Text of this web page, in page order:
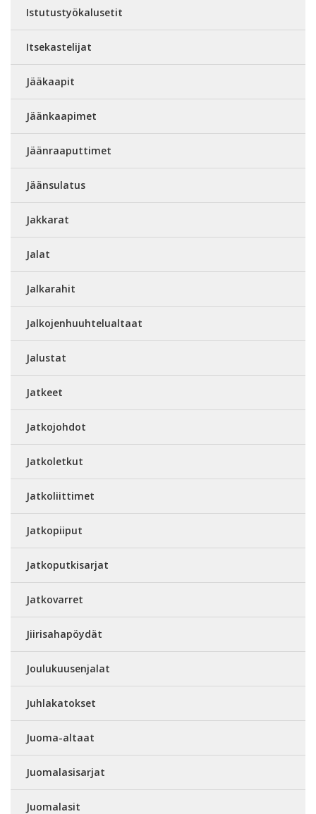
Istutustyökalusetit
Itsekastelijat
Jääkaapit
Jäänkaapimet
Jäänraaputtimet
Jäänsulatus
Jakkarat
Jalat
Jalkarahit
Jalkojenhuuhtelualtaat
Jalustat
Jatkeet
Jatkojohdot
Jatkoletkut
Jatkoliittimet
Jatkopiiput
Jatkoputkisarjat
Jatkovarret
Jiirisahapöydät
Joulukuusenjalat
Juhlakatokset
Juoma-altaat
Juomalasisarjat
Juomalasit